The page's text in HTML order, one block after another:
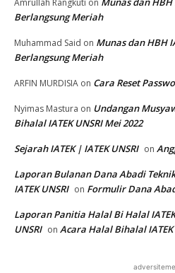
Berlangsung Meriah
Muhammad Said on Munas dan HBH
Berlangsung Meriah
ARFIN MURDISIA on Cara Reset
Nyimas Mastura on Undangan
Bihalal IATEK UNSRI Mei 2022
Sejarah IATEK | IATEK UNSRI on
Laporan Bulanan Dana Abadi
IATEK UNSRI on Formulir Dana
Laporan Panitia Halal Bi Halal IATEK
UNSRI on Acara Halal Bihalal